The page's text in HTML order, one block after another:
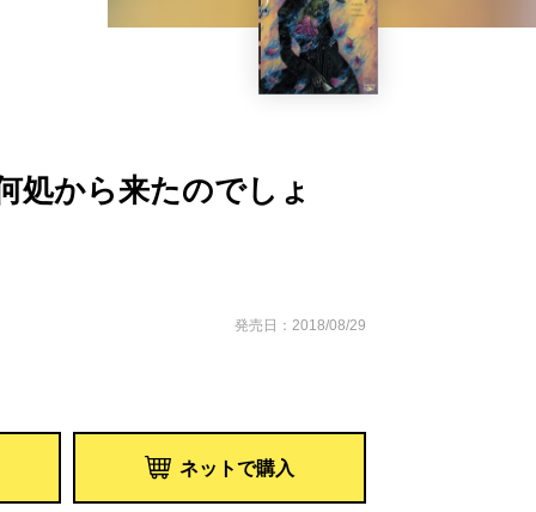
処から来たのでしょ
発売日：2018/08/29
ネットで購入